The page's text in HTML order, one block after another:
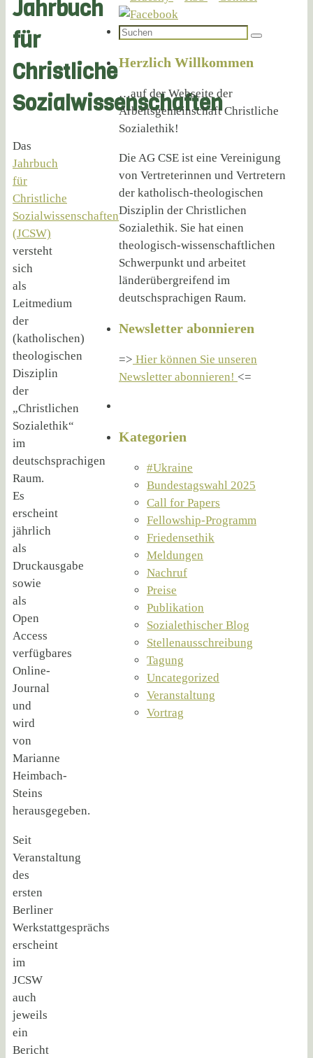
Jahrbuch
für
Christliche
Sozialwissenschaften
Das
Jahrbuch
für
Christliche
Sozialwissenschaften
(JCSW)
versteht
sich
als
Leitmedium
der
(katholischen)
theologischen
Disziplin
der
„Christlichen
Sozialethik“
im
deutschsprachigen
Raum.
Es
erscheint
jährlich
als
Druckausgabe
sowie
als
Open
Access
verfügbares
Online-
Journal
und
wird
von
Marianne
Heimbach-
Steins
herausgegeben.
Seit
Veranstaltung
des
ersten
Berliner
Werkstattgesprächs
erscheint
im
JCSW
auch
jeweils
ein
Bericht
Suchen
Suchen
Herzlich Willkommen
…auf der Webseite der
Arbeitsgemeinschaft Christliche
Sozialethik!
Die AG CSE ist eine Vereinigung
von Vertreterinnen und Vertretern
der katholisch-theologischen
Disziplin der Christlichen
Sozialethik. Sie hat einen
theologisch-wissenschaftlichen
Schwerpunkt und arbeitet
länderübergreifend im
deutschsprachigen Raum.
Newsletter abonnieren
=> Hier können Sie unseren
Newsletter abonnieren! <=
Kategorien
#Ukraine
Bundestagswahl 2025
Call for Papers
Fellowship-Programm
Friedensethik
Meldungen
Nachruf
Preise
Publikation
Sozialethischer Blog
Stellenausschreibung
Tagung
Uncategorized
Veranstaltung
Vortrag